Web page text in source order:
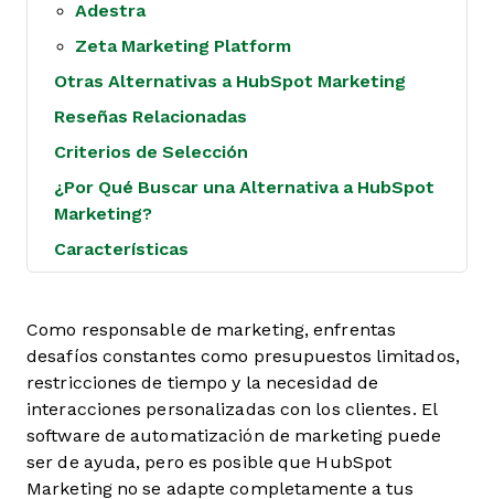
Adestra
Zeta Marketing Platform
Otras Alternativas a HubSpot Marketing
Reseñas Relacionadas
Criterios de Selección
¿Por Qué Buscar una Alternativa a HubSpot
Marketing?
Características
Como responsable de marketing, enfrentas
desafíos constantes como presupuestos limitados,
restricciones de tiempo y la necesidad de
interacciones personalizadas con los clientes. El
software de automatización de marketing puede
ser de ayuda, pero es posible que HubSpot
Marketing no se adapte completamente a tus